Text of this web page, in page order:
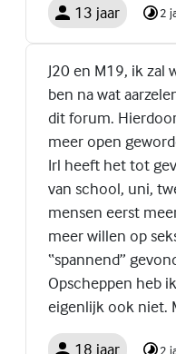
13 jaar 2
J20 en M19, ik zal
ben na wat
dit forum.
meer open
Irl heeft het tot
van school, uni,
mensen eerst
meer willen op
“spannend”
Opscheppen heb
eigenlijk ook niet.
18 jaar 2